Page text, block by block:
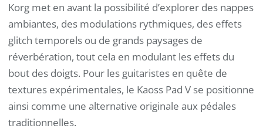
Korg met en avant la possibilité d’explorer des nappes
ambiantes, des modulations rythmiques, des effets
glitch temporels ou de grands paysages de
réverbération, tout cela en modulant les effets du
bout des doigts. Pour les guitaristes en quête de
textures expérimentales, le Kaoss Pad V se positionne
ainsi comme une alternative originale aux pédales
traditionnelles.